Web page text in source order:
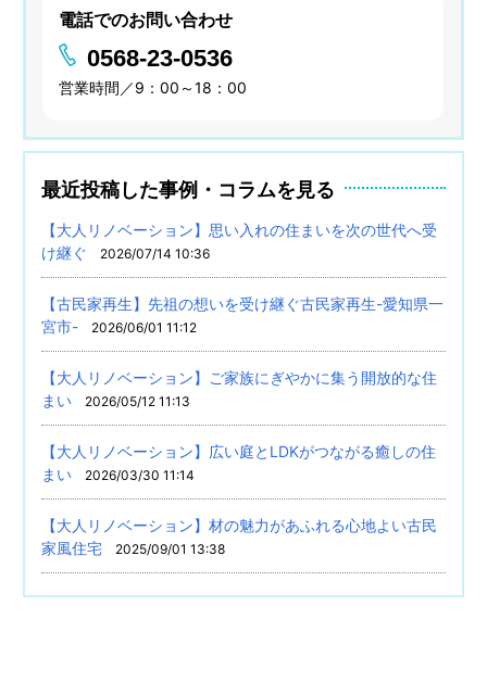
電話でのお問い合わせ
0568-23-0536
営業時間／9：00～18：00
最近投稿した事例・コラムを見る
【大人リノベーション】思い入れの住まいを次の世代へ受
け継ぐ
2026/07/14 10:36
【古民家再生】先祖の想いを受け継ぐ古民家再生-愛知県一
宮市-
2026/06/01 11:12
【大人リノベーション】ご家族にぎやかに集う開放的な住
まい
2026/05/12 11:13
【大人リノベーション】広い庭とLDKがつながる癒しの住
まい
2026/03/30 11:14
【大人リノベーション】材の魅力があふれる心地よい古民
家風住宅
2025/09/01 13:38